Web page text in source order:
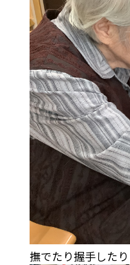
撫でたり握手した